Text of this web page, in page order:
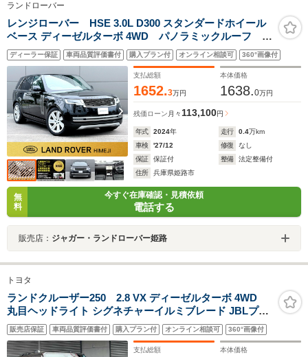
ランドローバー
レンジローバー HSE 3.0L D300 スタンダードホイール
ベース ディーゼルターボ 4WD パノラミックルーフ デ
ジタルインナミラー シートエアコン エアサスペンシ
ョン メリディアン3Dサラウンドシステム 電動サイド
ステップ ハンズフリーテールゲート インテリアライ
ティング
ディーラー保証 車両品質評価書付 購入プラン付 オンライン相談可 360°画像付
支払総額
1652.3万円
本体価格
1638.0万円
残価ローン 月々113,100円
年式 2024年 走行 0.4万km
車検
'27/12 修復
なし
保証
保証付 整備
法定整備付
住所
兵庫県姫路市
無
料
今すぐ在庫確認・見積依頼
電話する
販売店： ジャガー・ランドローバー姫路
トヨタ
ランドクルーザー250 2.8 VX ディーゼルターボ 4WD
丸目ヘッドライト シグネチャーイルミブレード JBLプレ
ミアムサウンド トヨタチームメイト IRカットフィルム ド
アバイザー ワイヤレス充電 デジタルミラー ワンオー
ナー 禁煙車 四角ヘッドライト交換可
販売店保証 車両品質評価書付 購入プラン付 オンライン相談可 360°画像付
支払総額 本体価格